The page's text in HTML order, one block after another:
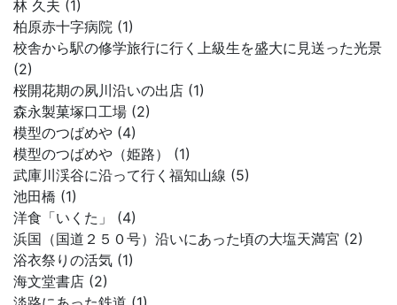
林 久夫 (1)
柏原赤十字病院 (1)
校舎から駅の修学旅行に行く上級生を盛大に見送った光景
(2)
桜開花期の夙川沿いの出店 (1)
森永製菓塚口工場 (2)
模型のつばめや (4)
模型のつばめや（姫路） (1)
武庫川渓谷に沿って行く福知山線 (5)
池田橋 (1)
洋食「いくた」 (4)
浜国（国道２５０号）沿いにあった頃の大塩天満宮 (2)
浴衣祭りの活気 (1)
海文堂書店 (2)